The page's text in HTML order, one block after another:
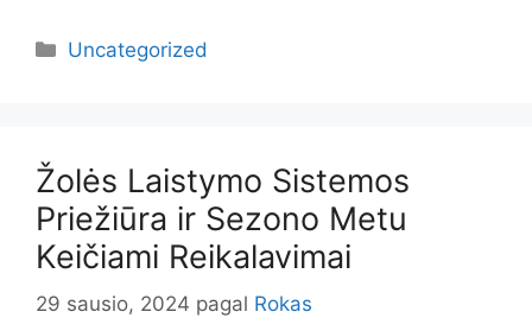
Kategorijos
Uncategorized
Žolės Laistymo Sistemos
Priežiūra ir Sezono Metu
Keičiami Reikalavimai
29 sausio, 2024 pagal Rokas